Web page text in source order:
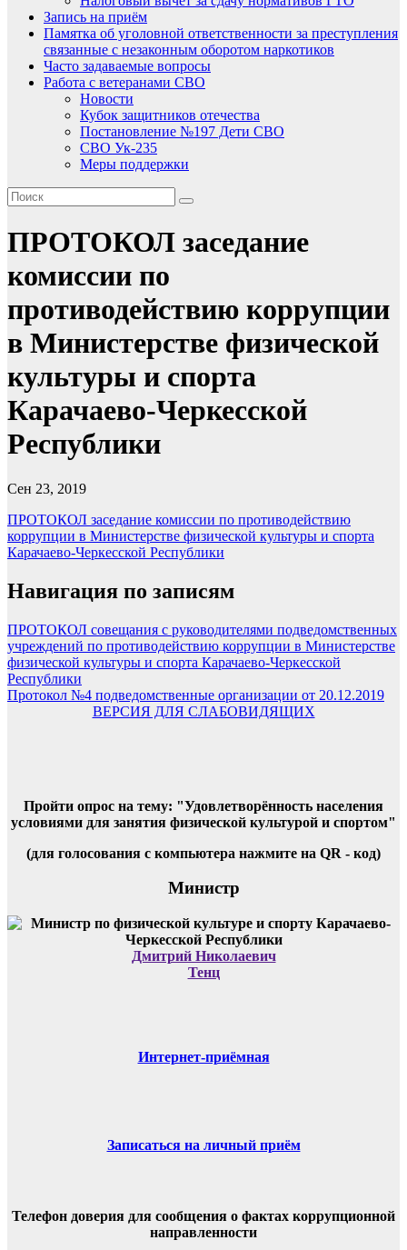
Запись на приём
Памятка об уголовной ответственности за преступления
связанные с незаконным оборотом наркотиков
Часто задаваемые вопросы
Работа с ветеранами СВО
Новости
Кубок защитников отечества
Постановление №197 Дети СВО
СВО Ук-235
Меры поддержки
ПРОТОКОЛ заседание
комиссии по
противодействию коррупции
в Министерстве физической
культуры и спорта
Карачаево-Черкесской
Республики
Сен 23, 2019
ПРОТОКОЛ заседание комиссии по противодействию
коррупции в Министерстве физической культуры и спорта
Карачаево-Черкесской Республики
Навигация по записям
ПРОТОКОЛ совещания с руководителями подведомственных
учреждений по противодействию коррупции в Министерстве
физической культуры и спорта Карачаево-Черкесской
Республики
Протокол №4 подведомственные организации от 20.12.2019
ВЕРСИЯ ДЛЯ СЛАБОВИДЯЩИХ
Пройти опрос на тему: "Удовлетворённость населения
условиями для занятия физической культурой и спортом"
(для голосования с компьютера нажмите на QR - код)
Министр
Дмитрий Николаевич
Тенц
Интернет-приёмная
Записаться на личный приём
Телефон доверия для сообщения о фактах коррупционной
направленности